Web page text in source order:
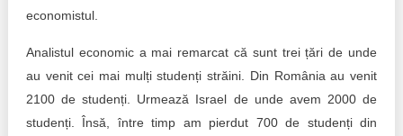
economistul.
Analistul economic a mai remarcat că sunt trei țări de unde
au venit cei mai mulți studenți străini. Din România au venit
2100 de studenți. Urmează Israel de unde avem 2000 de
studenți. Însă, între timp am pierdut 700 de studenți din